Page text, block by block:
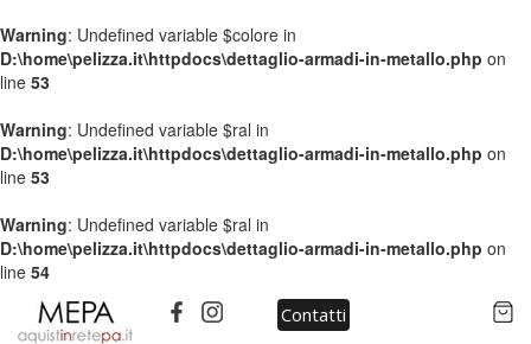
Warning: Undefined variable $colore in
D:\home\pelizza.it\httpdocs\dettaglio-armadi-in-metallo.php on
line 53
Warning: Undefined variable $ral in
D:\home\pelizza.it\httpdocs\dettaglio-armadi-in-metallo.php on
line 53
Warning: Undefined variable $ral in
D:\home\pelizza.it\httpdocs\dettaglio-armadi-in-metallo.php on
line 54
Contatti